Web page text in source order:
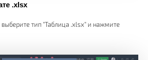
.xlsx
тип "Таблица .xlsx" и нажмите